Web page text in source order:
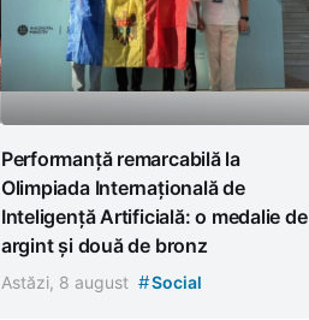
Performanță remarcabilă la
Olimpiada Internațională de
Inteligență Artificială: o medalie de
argint și două de bronz
Astăzi, 8 august #Social